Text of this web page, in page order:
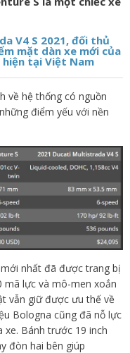
V4 S 2021, đối thủ
mặt dàn xe mới của
hiện tại Việt Nam
về hệ thống có nguồn
điểm yếu với nền
nhất đã được trang bị
mã lực và mô-men xoắn
vẫn giữ được ưu thế về
Bologna cũng đã nỗ lực
Bánh trước 19 inch
đòn hai bên giúp